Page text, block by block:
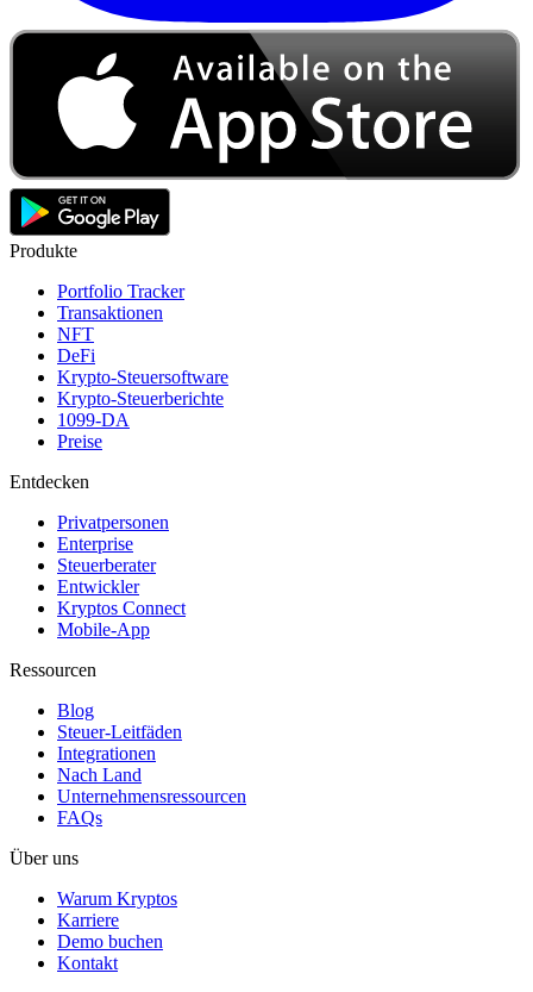
Produkte
Portfolio Tracker
Transaktionen
NFT
DeFi
Krypto-Steuersoftware
Krypto-Steuerberichte
1099-DA
Preise
Entdecken
Privatpersonen
Enterprise
Steuerberater
Entwickler
Kryptos Connect
Mobile-App
Ressourcen
Blog
Steuer-Leitfäden
Integrationen
Nach Land
Unternehmensressourcen
FAQs
Über uns
Warum Kryptos
Karriere
Demo buchen
Kontakt